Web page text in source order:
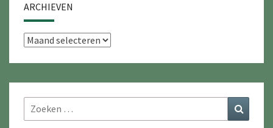
ARCHIEVEN
Archieven
Zoeken
naar: